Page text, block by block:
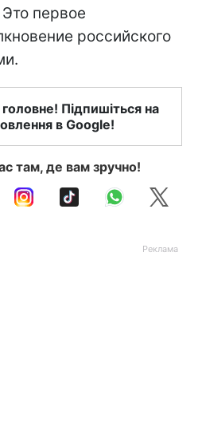
первое
российского
Підпишіться на
в Google!
там, де вам зручно!